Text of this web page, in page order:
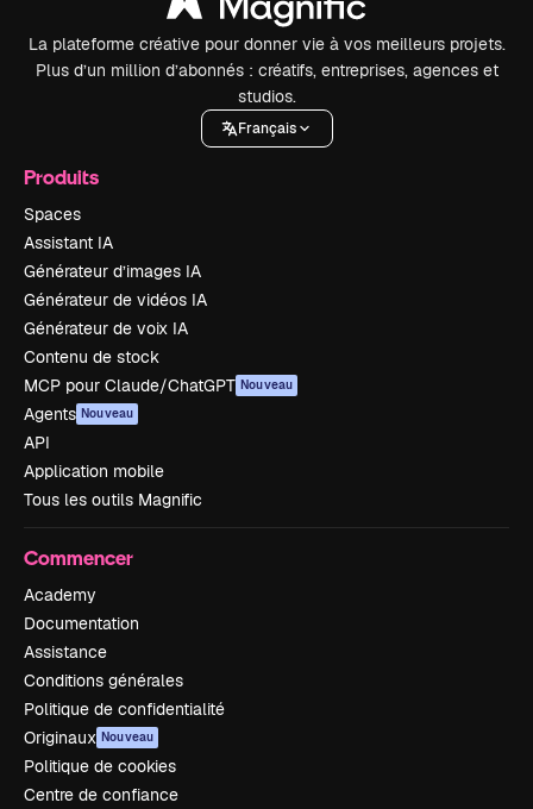
La plateforme créative pour donner vie à vos meilleurs projets.
Plus d’un million d’abonnés : créatifs, entreprises, agences et
studios.
Français
Produits
Spaces
Assistant IA
Générateur d’images IA
Générateur de vidéos IA
Générateur de voix IA
Contenu de stock
MCP pour Claude/ChatGPT Nouveau
Agents Nouveau
API
Application mobile
Tous les outils Magnific
Commencer
Academy
Documentation
Assistance
Conditions générales
Politique de confidentialité
Originaux Nouveau
Politique de cookies
Centre de confiance